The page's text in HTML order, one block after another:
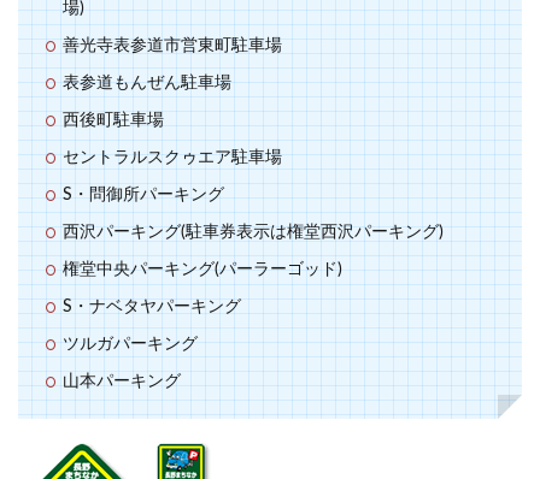
場)
善光寺表参道市営東町駐車場
表参道もんぜん駐車場
西後町駐車場
セントラルスクゥエア駐車場
S・問御所パーキング
西沢パーキング(駐車券表示は権堂西沢パーキング)
権堂中央パーキング(パーラーゴッド)
S・ナベタヤパーキング
ツルガパーキング
山本パーキング